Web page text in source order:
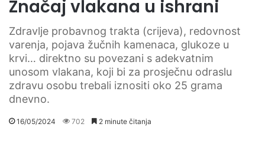
Značaj vlakana u ishrani
Zdravlje probavnog trakta (crijeva), redovnost
varenja, pojava žučnih kamenaca, glukoze u
krvi… direktno su povezani s adekvatnim
unosom vlakana, koji bi za prosječnu odraslu
zdravu osobu trebali iznositi oko 25 grama
dnevno.
16/05/2024 702 2 minute čitanja